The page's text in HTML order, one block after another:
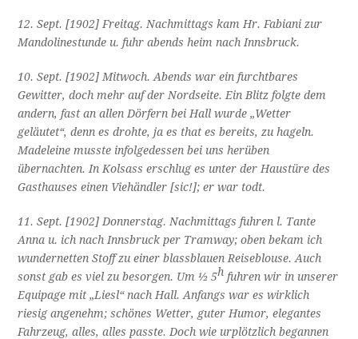
12. Sept. [1902] Freitag. Nachmittags kam Hr. Fabiani zur
Mandolinestunde u. fuhr abends heim nach Innsbruck.
10. Sept. [1902] Mitwoch. Abends war ein furchtbares
Gewitter, doch mehr auf der Nordseite. Ein Blitz folgte dem
andern, fast an allen Dörfern bei Hall wurde „Wetter
geläutet“, denn es drohte, ja es that es bereits, zu hageln.
Madeleine musste infolgedessen bei uns herüben
übernachten. In Kolsass erschlug es unter der Haustüre des
Gasthauses einen Viehändler [sic!]; er war todt.
11. Sept. [1902] Donnerstag. Nachmittags fuhren l. Tante
Anna u. ich nach Innsbruck per Tramway; oben bekam ich
wundernetten Stoff zu einer blassblauen Reiseblouse. Auch
sonst gab es viel zu besorgen. Um ½ 5h fuhren wir in unserer
Equipage mit „Liesl“ nach Hall. Anfangs war es wirklich
riesig angenehm; schönes Wetter, guter Humor, elegantes
Fahrzeug, alles, alles passte. Doch wie urplötzlich begannen